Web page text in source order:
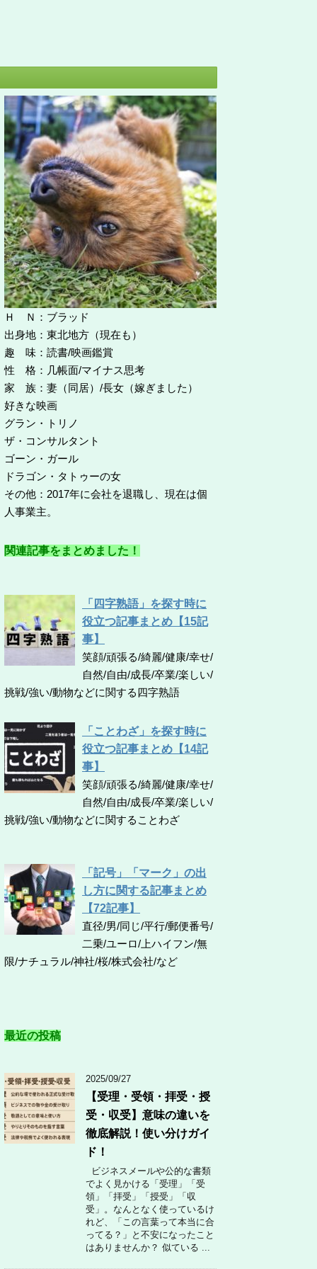
Ｈ Ｎ：ブラッド
出身地：東北地方（現在も）
趣 味：読書/映画鑑賞
性 格：几帳面/マイナス思考
家 族：妻（同居）/長女（嫁ぎました）
好きな映画
グラン・トリノ
ザ・コンサルタント
ゴーン・ガール
ドラゴン・タトゥーの女
その他：2017年に会社を退職し、現在は個
人事業主。
関連記事をまとめました！
「四字熟語」を探す時に
役立つ記事まとめ【15記
事】
笑顔/頑張る/綺麗/健康/幸せ/
自然/自由/成長/卒業/楽しい/
挑戦/強い/動物などに関する四字熟語
「ことわざ」を探す時に
役立つ記事まとめ【14記
事】
笑顔/頑張る/綺麗/健康/幸せ/
自然/自由/成長/卒業/楽しい/
挑戦/強い/動物などに関することわざ
「記号」「マーク」の出
し方に関する記事まとめ
【72記事】
直径/男/同じ/平行/郵便番号/
二乗/ユーロ/上ハイフン/無
限/ナチュラル/神社/桜/株式会社/など
最近の投稿
2025/09/27
【受理・受領・拝受・授
受・収受】意味の違いを
徹底解説！使い分けガイ
ド！
ビジネスメールや公的な書類
でよく見かける「受理」「受
領」「拝受」「授受」「収
受」。なんとなく使っているけ
れど、「この言葉って本当に合
ってる？」と不安になったこと
はありませんか？ 似ている ...